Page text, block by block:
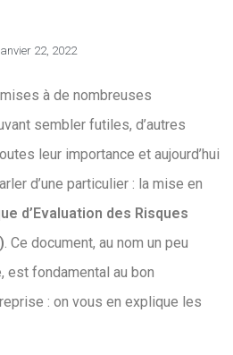
22, 2022
à de nombreuses
sembler futiles, d’autres
leur importance et aujourd’hui
d’une particulier : la mise en
d’Evaluation des Risques
. Ce document, au nom un peu
est fondamental au bon
: on vous en explique les